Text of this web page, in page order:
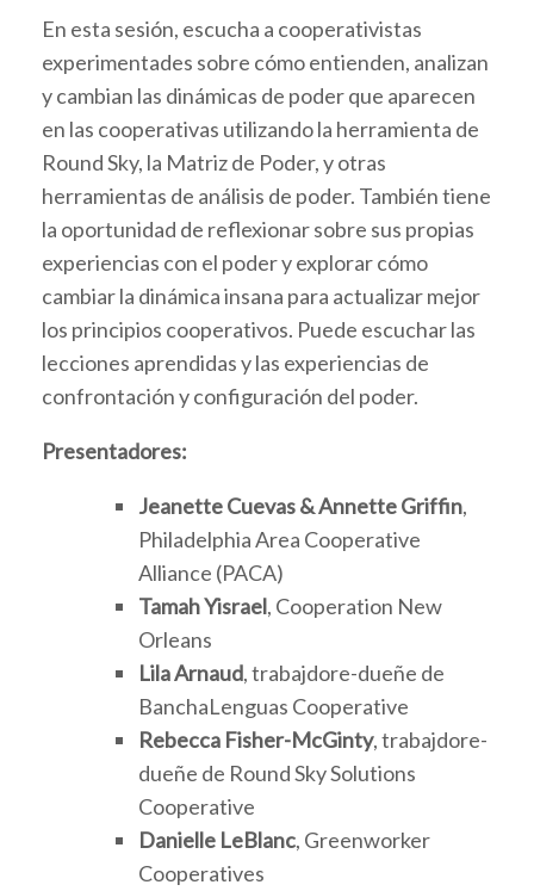
En esta sesión, escucha a cooperativistas
experimentades sobre cómo entienden, analizan
y cambian las dinámicas de poder que aparecen
en las cooperativas utilizando la herramienta de
Round Sky, la Matriz de Poder, y otras
herramientas de análisis de poder. También tiene
la oportunidad de reflexionar sobre sus propias
experiencias con el poder y explorar cómo
cambiar la dinámica insana para actualizar mejor
los principios cooperativos. Puede escuchar las
lecciones aprendidas y las experiencias de
confrontación y configuración del poder.
Presentadores:
Jeanette Cuevas & Annette Griffin,
Philadelphia Area Cooperative
Alliance (PACA)
Tamah Yisrael, Cooperation New
Orleans
Lila Arnaud, trabajdore-dueñe de
BanchaLenguas Cooperative
Rebecca Fisher-McGinty, trabajdore-
dueñe de Round Sky Solutions
Cooperative
Danielle LeBlanc, Greenworker
Cooperatives